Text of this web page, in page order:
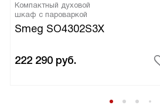
Компактный духовой
шкаф с пароваркой
Smeg SO4302S3X
222 290 руб.